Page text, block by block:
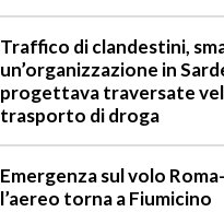
Traffico di clandestini,
un’organizzazione in
progettava traversate
trasporto di droga
Emergenza sul volo
l’aereo torna a Fiumicino